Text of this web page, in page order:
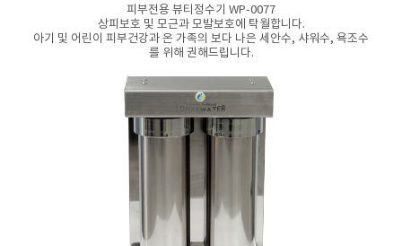
피부전용 뷰티정수기 WP-0077
상피보호 및 모근과 모발보호에 탁월합니다.
아기 및 어린이 피부건강과 온 가족의 보다 나은 세안수, 샤워수, 욕조수
를 위해 권해드립니다.